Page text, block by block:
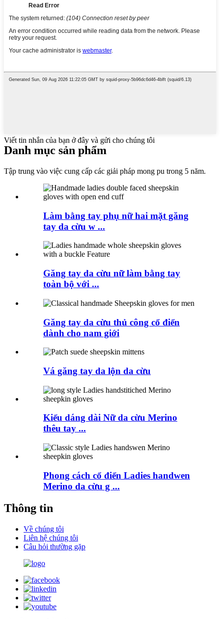
Viết tin nhắn của bạn ở đây và gửi cho chúng tôi
Danh mục sản phẩm
Tập trung vào việc cung cấp các giải pháp mong pu trong 5 năm.
Làm bằng tay phụ nữ hai mặt găng
tay da cừu w ...
Găng tay da cừu nữ làm bằng tay
toàn bộ với ...
Găng tay da cừu thủ công cổ điển
dành cho nam giới
Vá găng tay da lộn da cừu
Kiểu dáng dài Nữ da cừu Merino
thêu tay ...
Phong cách cổ điển Ladies handwen
Merino da cừu g ...
Thông tin
Về chúng tôi
Liên hệ chúng tôi
Câu hỏi thường gặp